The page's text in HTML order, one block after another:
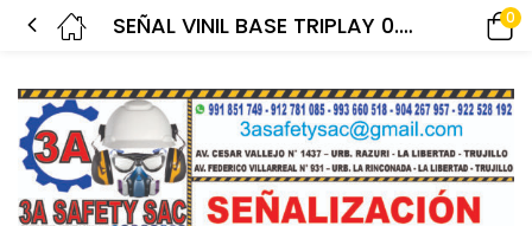
SEÑAL VINIL BASE TRIPLAY 0.60 CM. X 0.60 CM. “PROHIBIDO EL PASO A TODA PERSONA AJENA A LA OBRA” 0